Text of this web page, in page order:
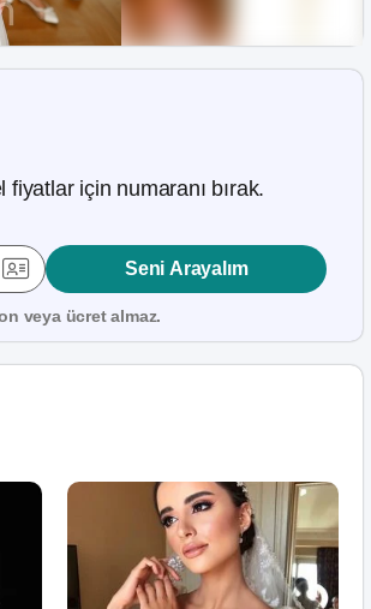
için numaranı bırak.
Seni Arayalım
veya ücret almaz.